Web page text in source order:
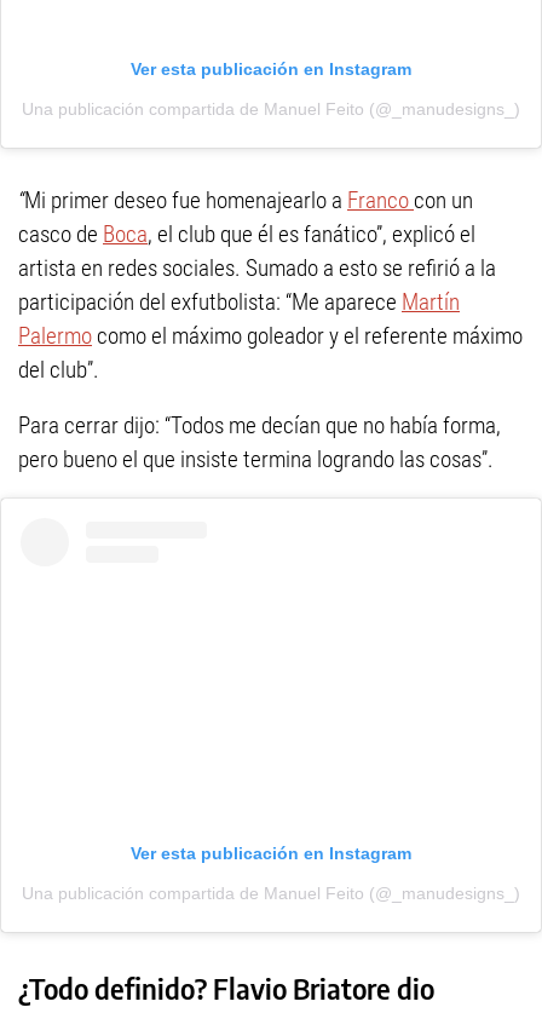
Ver esta publicación en Instagram
Una publicación compartida de Manuel Feito (@_manudesigns_)
“Mi primer deseo fue homenajearlo a Franco con un
casco de Boca, el club que él es fanático”, explicó el
artista en redes sociales. Sumado a esto se refirió a la
participación del exfutbolista: “Me aparece Martín
Palermo como el máximo goleador y el referente máximo
del club”.
Para cerrar dijo: “Todos me decían que no había forma,
pero bueno el que insiste termina logrando las cosas”.
Ver esta publicación en Instagram
Una publicación compartida de Manuel Feito (@_manudesigns_)
¿Todo definido? Flavio Briatore dio